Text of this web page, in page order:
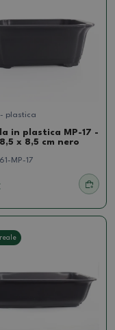
- plastica
in plastica MP-17 -
x 8,5 cm nero
MP-17
reale